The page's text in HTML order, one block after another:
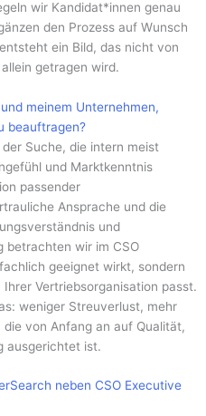
wir Kandidat*innen genau
den Prozess auf Wunsch
ein Bild, das nicht von
getragen wird.
meinem Unternehmen,
beauftragen?
Suche, die intern meist
und Marktkenntnis
passender
Ansprache und die
und
betrachten wir im CSO
geeignet wirkt, sondern
Vertriebsorganisation passt.
weniger Streuverlust, mehr
von Anfang an auf Qualität,
ausgerichtet ist.
neben CSO Executive